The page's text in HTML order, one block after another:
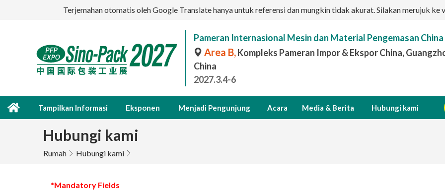
Terjemahan otomatis oleh Google Translate hanya untuk referensi dan mungkin tidak akurat. Silakan merujuk ke
Pameran Internasional Mesin dan Material Pengemasan
Area B,Kompleks Pameran Impor & Ekspor China,
China
2027.3.4-6
Tampilkan Informasi Eksponen Menjadi Pengunjung Acara Media & Berita Hubungi kami
Hubungi kami
Rumah Hubungi kami
*Mandatory Fields